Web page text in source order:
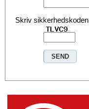
Skriv sikkerhedskoden